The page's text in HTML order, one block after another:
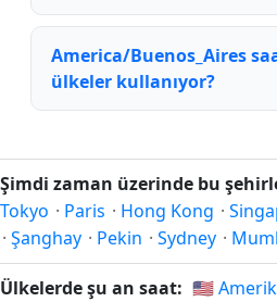
America/Buenos_Aires
ülkeler kullanıyor?
Şimdi zaman üzerinde bu
Tokyo · Paris · Hong Kong ·
· Şanghay · Pekin · Sydney ·
Ülkelerde şu an saat: 🇺🇸